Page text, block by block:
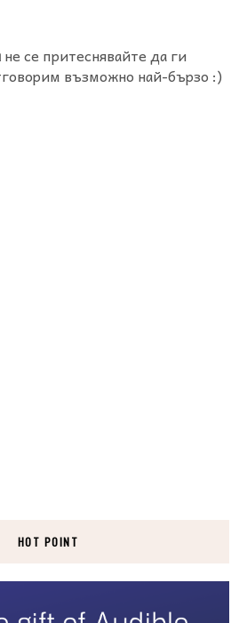
не се притеснявайте да ги
възможно най-бързо :)
HOT POINT